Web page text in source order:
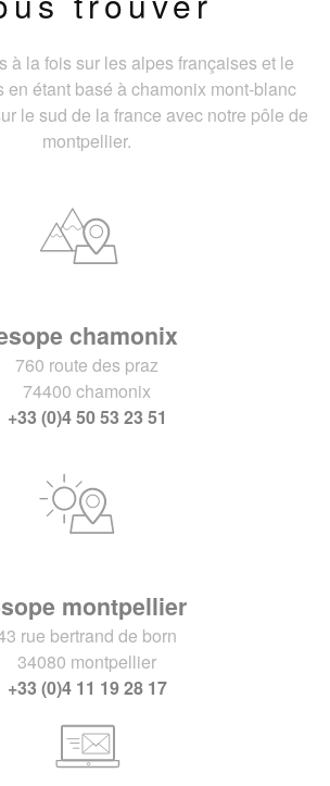
à la fois sur les alpes françaises et le
en étant basé à chamonix mont-blanc
le sud de la france avec notre pôle de
montpellier.
chamonix
760 route des praz
74400 chamonix
+33 (0)4 50 53 23 51
montpellier
rue bertrand de born
34080 montpellier
+33 (0)4 11 19 28 17